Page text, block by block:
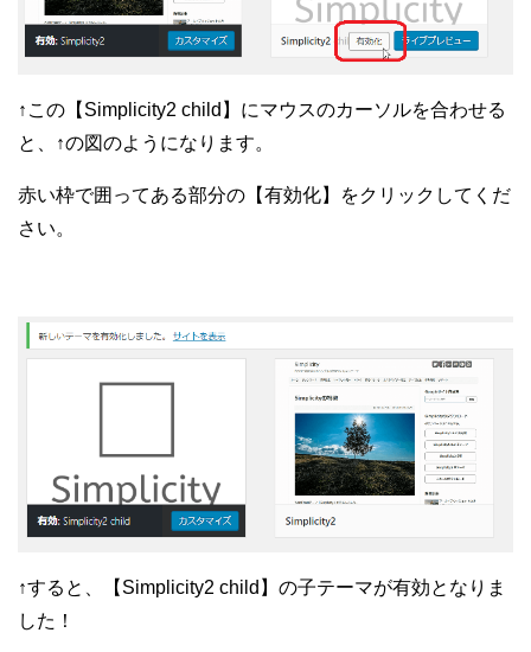
↑この【Simplicity2 child】にマウスのカーソルを合わせる
と、
↑の図のようになります。
赤い枠で囲ってある部分の【有効化】をクリックしてくだ
さい。
↑すると、【Simplicity2 child】の子テーマが有効となりま
した！